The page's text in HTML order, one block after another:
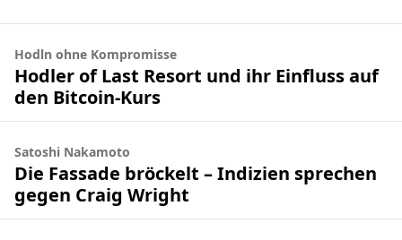
Hodln ohne Kompromisse
Hodler of Last Resort und ihr Einfluss auf
den Bitcoin-Kurs
Satoshi Nakamoto
Die Fassade bröckelt – Indizien sprechen
gegen Craig Wright